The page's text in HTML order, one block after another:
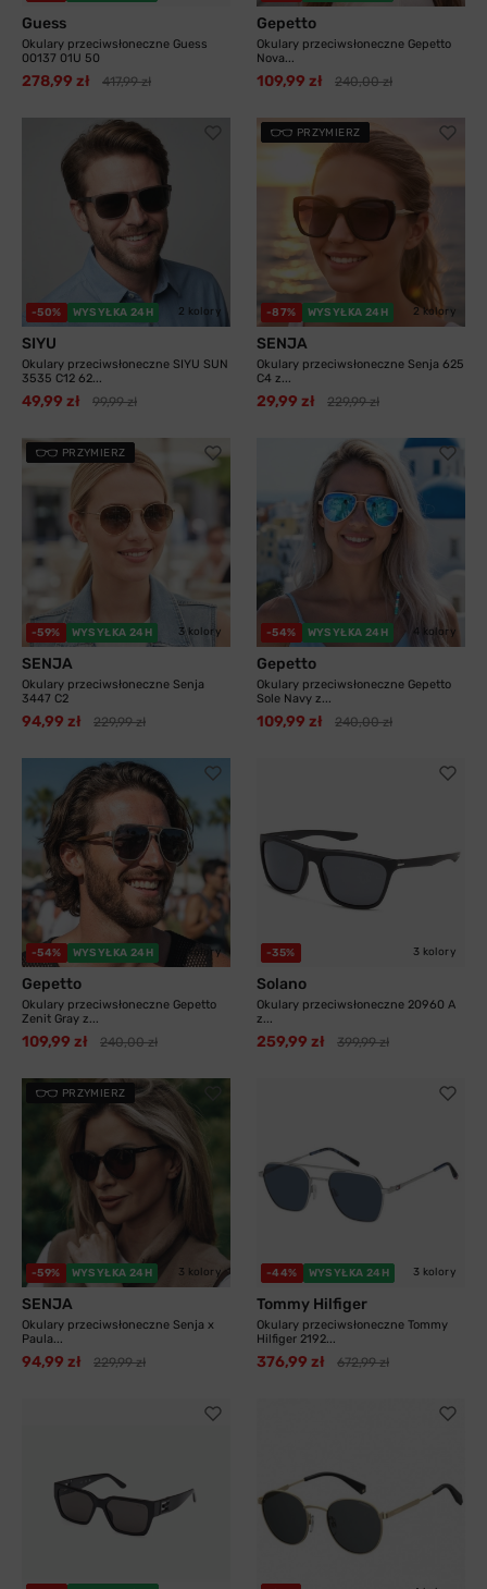
Guess
Okulary przeciwsłoneczne Guess
00137 01U 50
278,99 zł 417,99 zł
Gepetto
Okulary przeciwsłoneczne Gepetto
Nova...
109,99 zł 240,00 zł
-50% WYSYŁKA 24H 2 kolory
SIYU
Okulary przeciwsłoneczne SIYU SUN
3535 C12 62...
49,99 zł 99,99 zł
PRZYMIERZ
-87% WYSYŁKA 24H 2 kolory
SENJA
Okulary przeciwsłoneczne Senja 625
C4 z...
29,99 zł 229,99 zł
PRZYMIERZ
-59% WYSYŁKA 24H 3 kolory
SENJA
Okulary przeciwsłoneczne Senja
3447 C2
94,99 zł 229,99 zł
-54% WYSYŁKA 24H 4 kolory
Gepetto
Okulary przeciwsłoneczne Gepetto
Sole Navy z...
109,99 zł 240,00 zł
-54% WYSYŁKA 24H 3 kolory
Gepetto
Okulary przeciwsłoneczne Gepetto
Zenit Gray z...
109,99 zł 240,00 zł
-35% 3 kolory
Solano
Okulary przeciwsłoneczne 20960 A
z...
259,99 zł 399,99 zł
PRZYMIERZ
-59% WYSYŁKA 24H 3 kolory
SENJA
Okulary przeciwsłoneczne Senja x
Paula...
94,99 zł 229,99 zł
-44% WYSYŁKA 24H 3 kolory
Tommy Hilfiger
Okulary przeciwsłoneczne Tommy
Hilfiger 2192...
376,99 zł 672,99 zł